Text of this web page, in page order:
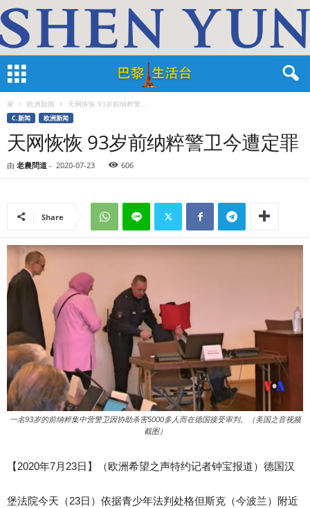
家 欧洲新闻 天网恢恢 93岁前纳粹警...
C.新闻 欧洲新闻
天网恢恢 93岁前纳粹警卫今遭定罪
由 老農問道 - 2020-07-23 606
Share
一名93岁的前纳粹集中营警卫因协助杀害5000多人而在德国接受审判。（美国之音视频
截图）
【2020年7月23日】（欧洲希望之声特约记者钟宝报道）德国汉
堡法院今天（23日）依据青少年法判处格但斯克（今波兰）附近